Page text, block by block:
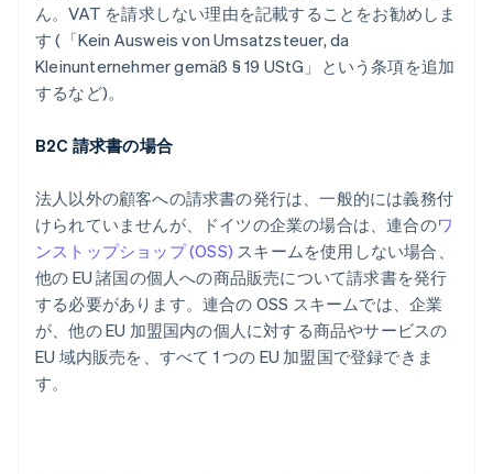
ん。VAT を請求しない理由を記載することをお勧めしま
す (「Kein Ausweis von Umsatzsteuer, da
Kleinunternehmer gemäß § 19 UStG 」という条項を追加
するなど)。
B2C 請求書の場合
法人以外の顧客への請求書の発行は、一般的には義務付
けられていませんが、ドイツの企業の場合は、連合のワ
ンストップショップ (OSS) スキームを使用しない場合、
他の EU 諸国の個人への商品販売について請求書を発行
する必要があります。連合の OSS スキームでは、企業
が、他の EU 加盟国内の個人に対する商品やサービスの
EU 域内販売を、すべて 1 つの EU 加盟国で登録できま
す。